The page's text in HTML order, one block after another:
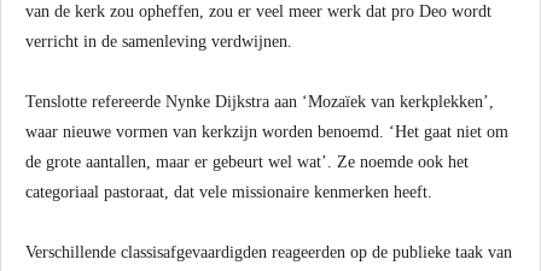
van de kerk zou opheffen, zou er veel meer werk dat pro Deo wordt
verricht in de samenleving verdwijnen.
Tenslotte refereerde Nynke Dijkstra aan ‘Mozaïek van kerkplekken’,
waar nieuwe vormen van kerkzijn worden benoemd. ‘Het gaat niet om
de grote aantallen, maar er gebeurt wel wat’. Ze noemde ook het
categoriaal pastoraat, dat vele missionaire kenmerken heeft.
Verschillende classisafgevaardigden reageerden op de publieke taak van